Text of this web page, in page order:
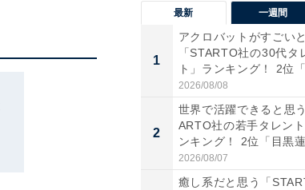
最新 一週間
1
アクロバットがすごい
「STARTO社の30代タ
ト」ランキング！ 2位「
2026/08/08
2
世界で活躍できると思
ARTO社の若手タレン
ンキング！ 2位「目黒蓮
2026/08/07
癒し系だと思う「